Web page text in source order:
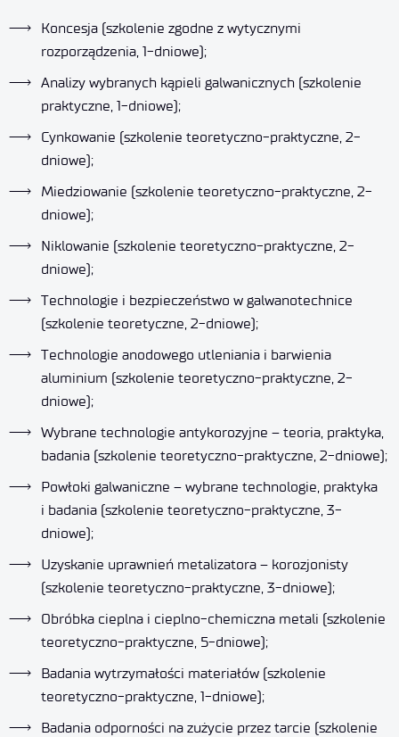
Koncesja (szkolenie zgodne z wytycznymi
rozporządzenia, 1-dniowe);
Analizy wybranych kąpieli galwanicznych (szkolenie
praktyczne, 1-dniowe);
Cynkowanie (szkolenie teoretyczno-praktyczne, 2-
dniowe);
Miedziowanie (szkolenie teoretyczno-praktyczne, 2-
dniowe);
Niklowanie (szkolenie teoretyczno-praktyczne, 2-
dniowe);
Technologie i bezpieczeństwo w galwanotechnice
(szkolenie teoretyczne, 2-dniowe);
Technologie anodowego utleniania i barwienia
aluminium (szkolenie teoretyczno-praktyczne, 2-
dniowe);
Wybrane technologie antykorozyjne – teoria, praktyka,
badania (szkolenie teoretyczno-praktyczne, 2-dniowe);
Powłoki galwaniczne – wybrane technologie, praktyka
i badania (szkolenie teoretyczno-praktyczne, 3-
dniowe);
Uzyskanie uprawnień metalizatora – korozjonisty
(szkolenie teoretyczno-praktyczne, 3-dniowe);
Obróbka cieplna i cieplno-chemiczna metali (szkolenie
teoretyczno-praktyczne, 5-dniowe);
Badania wytrzymałości materiałów (szkolenie
teoretyczno-praktyczne, 1-dniowe);
Badania odporności na zużycie przez tarcie (szkolenie